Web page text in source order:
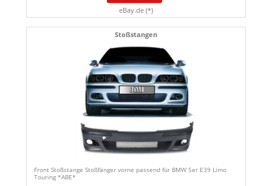
eBay.de (*)
Stoßstangen
Front Stoßstange Stoßfänger vorne passend für BMW 5er E39 Limo
Touring *ABE*